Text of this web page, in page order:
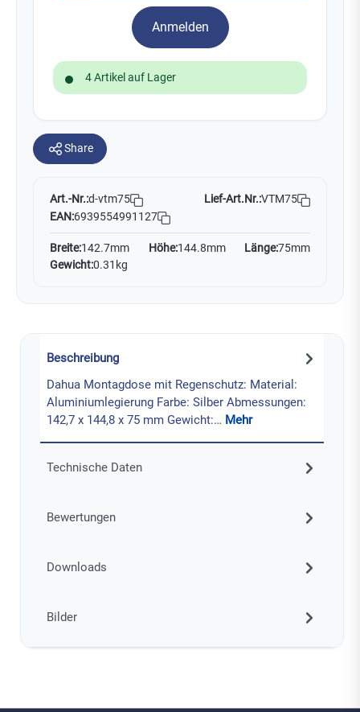
Anmelden
4 Artikel auf Lager
Share
Art.-Nr.:d-vtm75 Lief-Art.Nr.:VTM75
EAN:6939554991127
Breite:142.7mm Höhe:144.8mm Länge:75mm
Gewicht:0.31kg
Beschreibung
Dahua Montagdose mit Regenschutz: Material:
Aluminiumlegierung Farbe: Silber Abmessungen:
142,7 x 144,8 x 75 mm Gewicht:… Mehr
Technische Daten
Bewertungen
Downloads
Bilder